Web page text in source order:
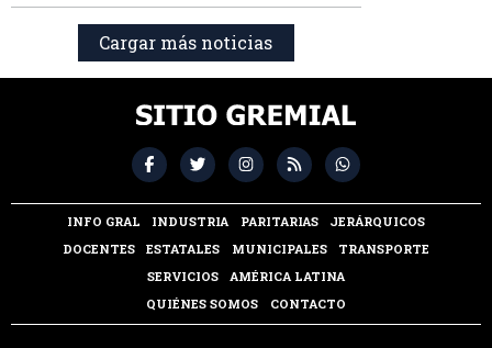
Cargar más noticias
INFO GRAL INDUSTRIA PARITARIAS
JERÁRQUICOS
DOCENTES
ESTATALES MUNICIPALES
TRANSPORTE
SERVICIOS
AMÉRICA LATINA
QUIÉNES SOMOS
CONTACTO